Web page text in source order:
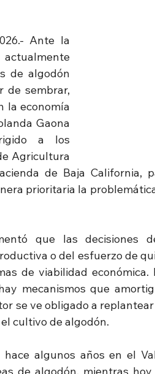
Ante la
de algodón
de sembrar,
la economía
Gaona
a los
Agricultura
de Baja California,
prioritaria la
que las decisiones
o del esfuerzo de
de viabilidad
mecanismos que
se ve obligado a
cultivo de algodón.
algunos años en el